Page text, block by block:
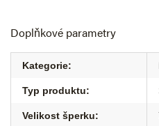
Doplňkové parametry
Kategorie:
Typ produktu:
Velikost šperku: